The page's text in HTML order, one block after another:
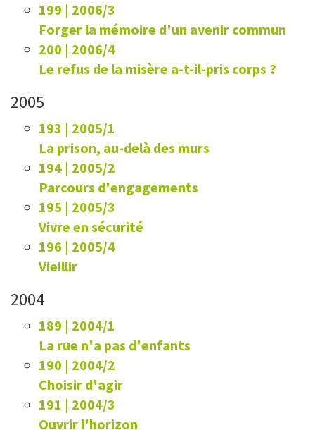
199 | 2006/3
Forger la mémoire d'un avenir commun
200 | 2006/4
Le refus de la misère a-t-il-pris corps ?
2005
193 | 2005/1
La prison, au-delà des murs
194 | 2005/2
Parcours d'engagements
195 | 2005/3
Vivre en sécurité
196 | 2005/4
Vieillir
2004
189 | 2004/1
La rue n'a pas d'enfants
190 | 2004/2
Choisir d'agir
191 | 2004/3
Ouvrir l'horizon